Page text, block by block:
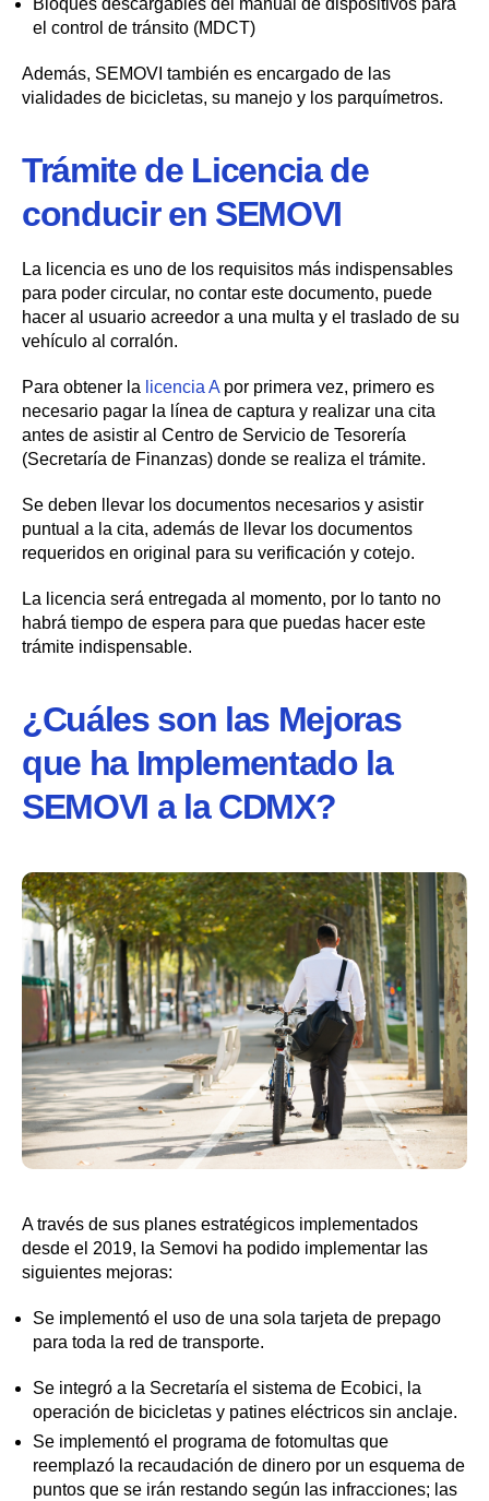
Bloques descargables del manual de dispositivos para
el control de tránsito (MDCT)
Además, SEMOVI también es encargado de las
vialidades de bicicletas, su manejo y los parquímetros.
Trámite de Licencia de
conducir en SEMOVI
La licencia es uno de los requisitos más indispensables
para poder circular, no contar este documento, puede
hacer al usuario acreedor a una multa y el traslado de su
vehículo al corralón.
Para obtener la licencia A por primera vez, primero es
necesario pagar la línea de captura y realizar una cita
antes de asistir al Centro de Servicio de Tesorería
(Secretaría de Finanzas) donde se realiza el trámite.
Se deben llevar los documentos necesarios y asistir
puntual a la cita, además de llevar los documentos
requeridos en original para su verificación y cotejo.
La licencia será entregada al momento, por lo tanto no
habrá tiempo de espera para que puedas hacer este
trámite indispensable.
¿Cuáles son las Mejoras
que ha Implementado la
SEMOVI a la CDMX?
A través de sus planes estratégicos implementados
desde el 2019, la Semovi ha podido implementar las
siguientes mejoras:
Se implementó el uso de una sola tarjeta de prepago
para toda la red de transporte.
Se integró a la Secretaría el sistema de Ecobici, la
operación de bicicletas y patines eléctricos sin anclaje.
Se implementó el programa de fotomultas que
reemplazó la recaudación de dinero por un esquema de
puntos que se irán restando según las infracciones; las